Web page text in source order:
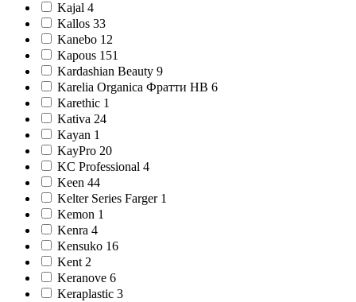
Kajal 4
Kallos 33
Kanebo 12
Kapous 151
Kardashian Beauty 9
Karelia Organica Фратти НВ 6
Karethic 1
Kativa 24
Kayan 1
KayPro 20
KC Professional 4
Keen 44
Kelter Series Farger 1
Kemon 1
Kenra 4
Kensuko 16
Kent 2
Keranove 6
Keraplastic 3